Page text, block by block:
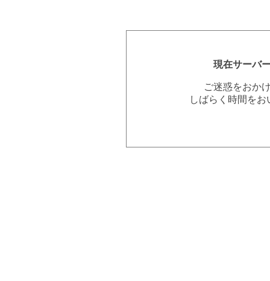
現在サーバ
ご迷惑をおか
しばらく時間を